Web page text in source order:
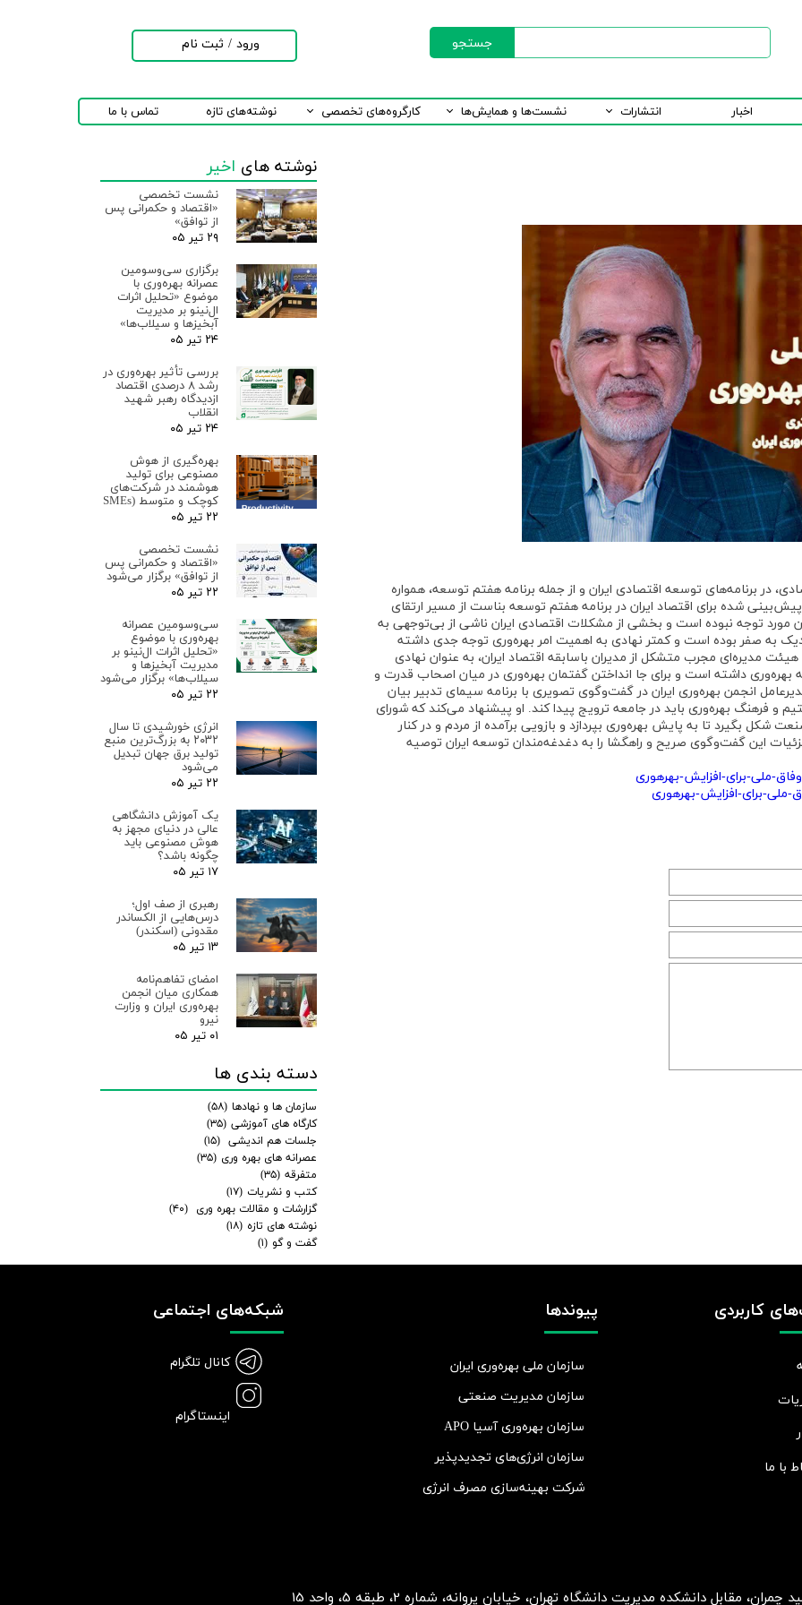
اخبار انتشارات نشست‌ها و همایش‌ها کارگروه‌های تخصصی نوشته‌های تازه تماس با ما
جستجو ورود / ثبت نام
تغییر گذر واژه
خروج از حساب
کاربری
در برنامه‌های توسعه اقتصادی ایران و از جمله برنامه هفتم توسعه، همواره
شده برای اقتصاد ایران در برنامه هفتم توسعه بناست از مسیر ارتقای
مورد توجه نبوده است و بخشی از مشکلات اقتصادی ایران ناشی از بی‌توجهی به
به صفر بوده است و کمتر نهادی به اهمیت امر بهره‌وری توجه جدی داشته
مدیره‌ای مجرب متشکل از مدیران باسابقه اقتصاد ایران، به عنوان نهادی
داشته است و برای جا انداختن گفتمان بهره‌وری در میان اصحاب قدرت و
انجمن بهره‌وری ایران در گفت‌وگوی تصویری با برنامه سیمای تدبیر بیان
و فرهنگ بهره‌وری باید در جامعه ترویج پیدا کند. او پیشنهاد می‌کند که شورای
شکل بگیرد تا به پایش بهره‌وری بپردازد و بازویی برآمده از مردم و در کنار
این گفت‌وگوی صریح و راهگشا را به دغدغه‌مندان توسعه ایران توصیه
نوشته های اخیر
نشست تخصصی
«اقتصاد و حکمرانی پس
از توافق»
۲۹ تیر ۰۵
برگزاری سی‌وسومین
عصرانه بهره‌وری با
موضوع «تحلیل اثرات
ال‌نینو بر مدیریت
آبخیزها و سیلاب‌ها»
۲۴ تیر ۰۵
بررسی تأثیر بهره‌وری در
رشد ۸ درصدی اقتصاد
ازدیدگاه رهبر شهید
انقلاب
۲۴ تیر ۰۵
بهره‌گیری از هوش
مصنوعی برای تولید
هوشمند در شرکت‌های
کوچک و متوسط (SMEs
۲۲ تیر ۰۵
نشست تخصصی
«اقتصاد و حکمرانی پس
از توافق» برگزار می‌شود
۲۲ تیر ۰۵
سی‌وسومین عصرانه
بهره‌وری با موضوع
«تحلیل اثرات ال‌نینو بر
مدیریت آبخیزها و
سیلاب‌ها» برگزار می‌شود
۲۲ تیر ۰۵
انرژی خورشیدی تا سال
۲۰۳۲ به بزرگ‌ترین منبع
تولید برق جهان تبدیل
می‌شود
۲۲ تیر ۰۵
یک آموزش دانشگاهی
عالی در دنیای مجهز به
هوش مصنوعی باید
چگونه باشد؟
۱۷ تیر ۰۵
رهبری از صف اول؛
درس‌هایی از الکساندر
مقدونی (اسکندر)
۱۳ تیر ۰۵
امضای تفاهم‌نامه
همکاری میان انجمن
بهره‌وری ایران و وزارت
نیرو
۰۱ تیر ۰۵
دسته بندی ها
سازمان ها و نهادها (۵۸)
کارگاه های آموزشی (۳۵)
جلسات هم اندیشی (۱۵)
عصرانه های بهره وری (۳۵)
متفرقه (۳۵)
کتب و نشریات (۱۷)
گزارشات و مقالات بهره وری
(۴۰)
نوشته های تازه (۱۸)
گفت و گو (۱)
مقابل دانشکده مدیریت دانشگاه تهران، خیابان پروانه، شماره 2، طبقه 5، واحد 15
کاربردی
با ما
پیوندها
سازمان ملی بهره‌وری ایران
سازمان مدیریت صنعتی
سازمان بهره‌وری آسیا APO
سازمان انرژی‌های تجدیدپذیر
شرکت بهينه‌سازی مصرف انرژی
شبکه‌های اجتماعی
کانال تلگرام
اینستاگرام